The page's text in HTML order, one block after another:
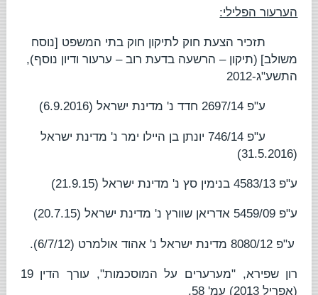
הערעור הפלילי:
תזכיר הצעת חוק לתיקון חוק בתי המשפט [נוסח
משולב] (תיקון – הרשעה בדעת רוב – ערעור ודיון נוסף),
התשע"ג-2012
ע"פ 2697/14 חדד נ' מדינת ישראל (6.9.2016)
ע"פ 746/14
יונתן בן היילו ימר נ' מדינת ישראל
(31.5.2016)
ע"פ 4583/13 בנימין סץ נ' מדינת ישראל(21.9.15)
ע"פ 5459/09 אדריאן שוורץ נ' מדינת ישראל(20.7.15)
ע"פ 8080/12 מדינת ישראל נ' אהוד אולמרט (6/7/12).
רון שפירא, "מערערים על המוסכמות
", עורך הדין 19
(אפריל 2013) עמ' 58.